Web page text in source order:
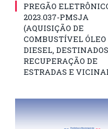
PREGÃO
2023.037-PMSJA
(AQUISIÇÃO DE
COMBUSTÍVEL ÓLEO
DIESEL,
RECUPERAÇÃO DE
ESTRADAS E